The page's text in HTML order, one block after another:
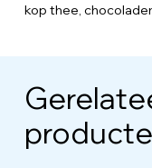
kop thee,